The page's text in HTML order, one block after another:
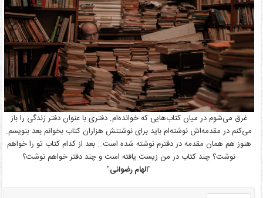
غرق می‌شوم در میان کتاب‌هایی که خوانده‌ام. دفتری با عنوان دفتر زندگی را باز
می‌کنم در مقدمه‌اش نوشته‌ام باید برای نوشتنش هزاران کتاب بخوانم بعد بنویسم.
هنوز هم همان مقدمه در دفترم نوشته شده است… بعد از کدام کتاب تو را خواهم
نوشت؟ چند کتاب در من زیست یافته است و چند دفتر خواهم نوشت؟
"الهام رضوانی"